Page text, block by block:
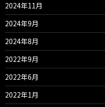
2024年11月
2024年9月
2024年8月
2022年9月
2022年6月
2022年1月